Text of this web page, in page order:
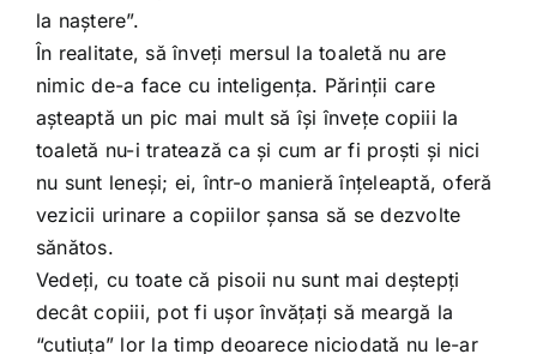
la naştere”.
În realitate, să înveţi mersul la toaletă nu are
nimic de-a face cu inteligenţa. Părinţii care
aşteaptă un pic mai mult să îşi înveţe copiii la
toaletă nu-i tratează ca şi cum ar fi proşti şi nici
nu sunt leneşi; ei, într-o manieră înţeleaptă, oferă
vezicii urinare a copiilor şansa să se dezvolte
sănătos.
Vedeţi, cu toate că pisoii nu sunt mai deştepţi
decât copiii, pot fi uşor învăţaţi să meargă la
“cutiuţa” lor la timp deoarece niciodată nu le-ar